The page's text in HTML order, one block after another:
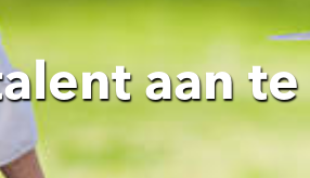
aan